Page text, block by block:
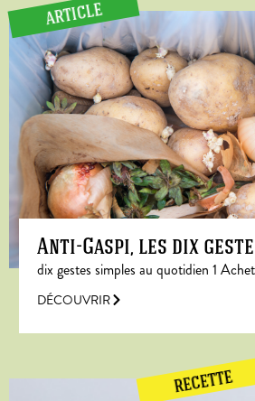
ARTICLE
Anti-Gaspi, les dix
dix gestes simples au quotidien 1
DÉCOUVRIR
RECETTE